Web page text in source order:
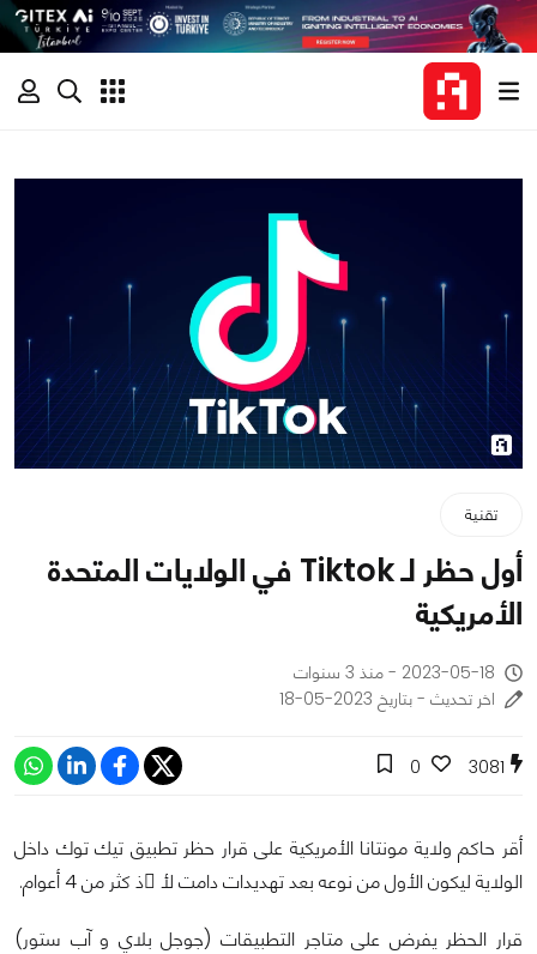
تقنية
أول حظر لـ Tiktok في الولايات المتحدة
الأمريكية
2023-05-18 - منذ 3 سنوات
اخر تحديث - بتاريخ 2023-05-18
3081
0
أقر حاكم ولاية مونتانا الأمريكية على قرار حظر تطبيق تيك توك داخل
الولاية ليكون الأول من نوعه بعد تهديدات دامت لأ ّذ كثر من 4 أعوام.
قرار الحظر يفرض على متاجر التطبيقات (جوجل بلاي و آب ستور)